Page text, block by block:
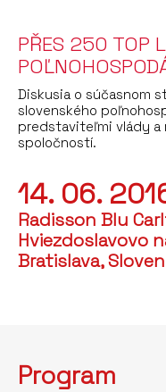
PŘES 250 TOP
Diskusia o súčasnom
slovenského
predstaviteľmi vlády
spoločností.
14. 06.
Radisson Blu
Hviezdoslavovo
Bratislava,
Program